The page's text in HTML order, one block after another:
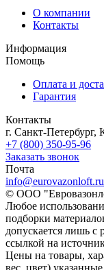
О компании
Контакты
Информация
Помощь
Оплата и
Гарантия
Контакты
г. Санкт-Петербург,
+7 (800) 350-95-96
Заказать звонок
Почта
info@eurovazonloft.ru
© ООО
Любое
подборки
допускается лишь с
ссылкой на
Цены на товары,